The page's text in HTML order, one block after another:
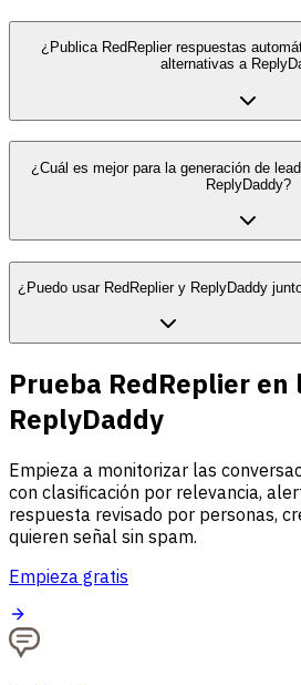
¿Publica RedReplier respuestas
alternativas a
¿Cuál es mejor para la generación de
ReplyDaddy?
¿Puedo usar RedReplier y ReplyDaddy
Prueba RedReplier en
ReplyDaddy
Empieza a monitorizar las
con clasificación por relevancia,
respuesta revisado por personas,
quieren señal sin spam.
Empieza gratis